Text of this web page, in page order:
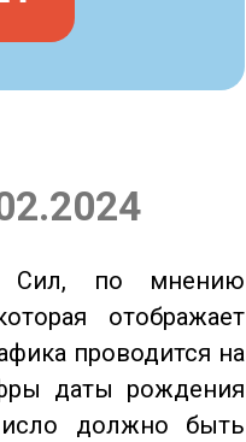
Сил, по мнению
отображает
проводится на
даты рождения
должно быть